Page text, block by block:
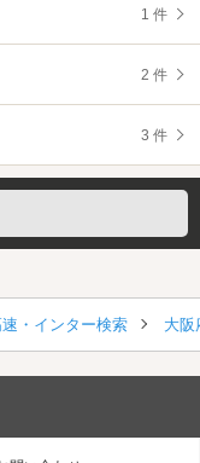
1 件
2 件
3 件
・インター検索 大阪